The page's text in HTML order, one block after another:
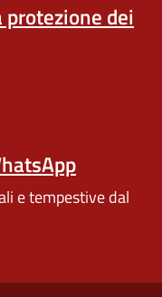
dei
e tempestive dal